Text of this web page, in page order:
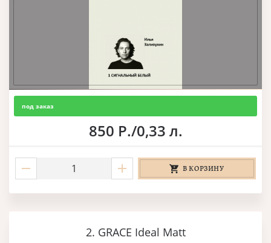
под заказ
850 Р./0,33 л.
В КОРЗИНУ
2. GRACE Ideal Matt